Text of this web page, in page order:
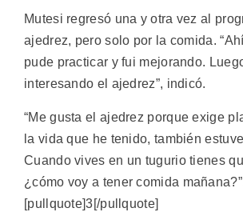
Mutesi regresó una y otra vez al
ajedrez, pero solo por la comida.
pude practicar y fui mejorando.
interesando el ajedrez”, indicó.
“Me gusta el ajedrez porque exige
la vida que he tenido, también
Cuando vives en un tugurio tienes
¿cómo voy a tener comida
[pullquote]3[/pullquote]